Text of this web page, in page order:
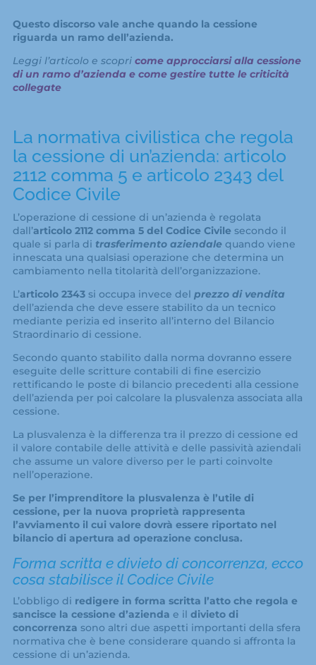
Questo discorso vale anche quando la cessione
riguarda un ramo dell’azienda.
Leggi l’articolo e scopri come approcciarsi alla cessione
di un ramo d’azienda e come gestire tutte le criticità
collegate
La normativa civilistica che regola
la cessione di un’azienda: articolo
2112 comma 5 e articolo 2343 del
Codice Civile
L’operazione di cessione di un’azienda è regolata
dall’articolo 2112 comma 5 del Codice Civile secondo il
quale si parla di trasferimento aziendalequando viene
innescata una qualsiasi operazione che determina un
cambiamento nella titolarità dell’organizzazione.
L’articolo 2343si occupa invece del prezzo di vendita
dell’azienda che deve essere stabilito da un tecnico
mediante perizia ed inserito all’interno del Bilancio
Straordinario di cessione.
Secondo quanto stabilito dalla norma dovranno essere
eseguite delle scritture contabili di fine esercizio
rettificando le poste di bilancio precedenti alla cessione
dell’azienda per poi calcolare la plusvalenza associata alla
cessione.
La plusvalenza è la differenza tra il prezzo di cessione ed
il valore contabile delle attività e delle passività aziendali
che assume un valore diverso per le parti coinvolte
nell’operazione.
Se per l’imprenditore la plusvalenza è l’utile di
cessione, per la nuova proprietà rappresenta
l’avviamento il cui valore dovrà essere riportato nel
bilancio di apertura ad operazione conclusa.
Forma scritta e divieto di concorrenza, ecco
cosa stabilisce il Codice Civile
L’obbligo di redigere in forma scritta l’atto che regola e
sancisce la cessione d’azienda e il divieto di
concorrenza sono altri due aspetti importanti della sfera
normativa che è bene considerare quando si affronta la
cessione di un’azienda.